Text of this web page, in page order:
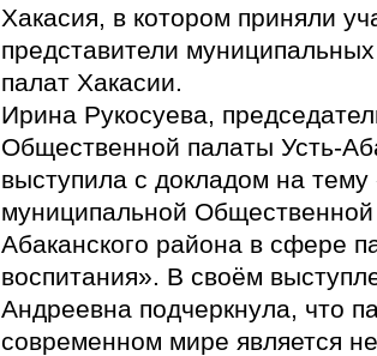
Хакасия, в котором приняли
представители
палат Хакасии.
Ирина Рукосуева,
Общественной палаты Усть-
выступила с докладом на
муниципальной
Абаканского района в сфере
воспитания». В своём
Андреевна подчеркнула, что
современном мире является